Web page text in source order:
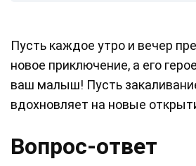
Пусть каждое утро и вечер
новое приключение, а его
ваш малыш! Пусть
вдохновляет на новые
Вопрос-ответ